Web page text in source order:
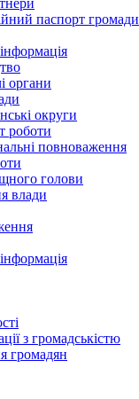
паспорт громади
органи
округи
роботи
повноваження
голови
влади
з громадськістю
громадян